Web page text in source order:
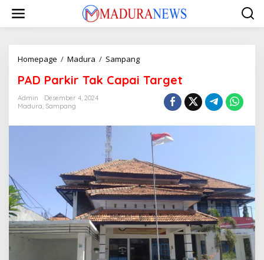
konten
Homepage / Madura / SampangPAD
Tak
PAD Parkir Tak Capai Target
Admin
Desember 4, 2024
Madura, Sampang